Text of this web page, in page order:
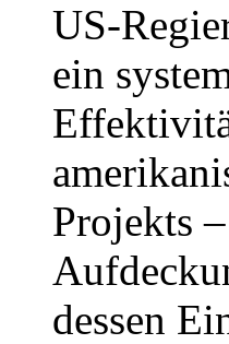
US-
ein
Projekts
dessen